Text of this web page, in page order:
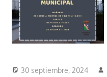
30 septiembre, 2024